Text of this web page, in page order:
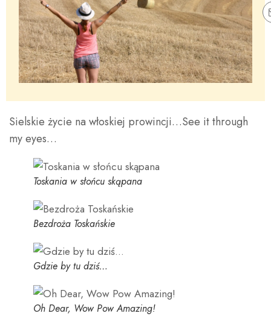
Sielskie życie na włoskiej prowincji…See it through
my eyes…
Toskania w słońcu skąpana
Bezdroża Toskańskie
Gdzie by tu dziś…
Oh Dear, Wow Pow Amazing!